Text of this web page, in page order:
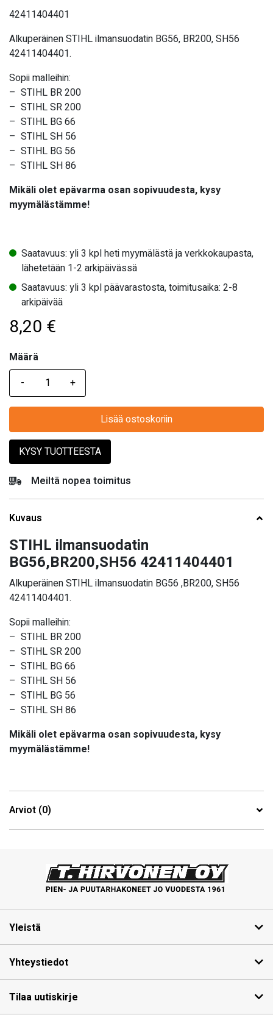
42411404401
Alkuperäinen STIHL ilmansuodatin BG56, BR200, SH56
42411404401.
Sopii malleihin:
– STIHL BR 200
– STIHLSR 200
– STIHL BG 66
– STIHL SH 56
– STIHL BG 56
– STIHL SH 86
Mikäli olet epävarma osan sopivuudesta, kysy
myymälästämme!
Saatavuus: yli 3 kpl heti myymälästä ja verkkokaupasta,
lähetetään 1-2 arkipäivässä
Saatavuus: yli 3 kpl päävarastosta, toimitusaika: 2-8
arkipäivää
8,20 €
Määrä
Määrä
Lisää ostoskoriin
KYSY TUOTTEESTA
Meiltä nopea toimitus
Kuvaus
STIHL ilmansuodatin
BG56,BR200,SH56 42411404401
Alkuperäinen STIHL ilmansuodatin BG56 ,BR200, SH56
42411404401.
Sopii malleihin:
– STIHL BR 200
– STIHLSR 200
– STIHL BG 66
– STIHL SH 56
– STIHL BG 56
– STIHL SH 86
Mikäli olet epävarma osan sopivuudesta, kysy
myymälästämme!
Arviot (0)
Yleistä
Yhteystiedot
Tilaa uutiskirje